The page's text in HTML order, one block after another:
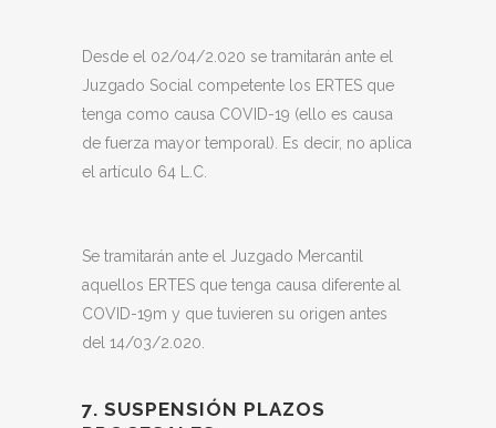
Desde el 02/04/2.020 se tramitarán ante el
Juzgado Social competente los ERTES que
tenga como causa COVID-19 (ello es causa
de fuerza mayor temporal). Es decir, no aplica
el artículo 64 L.C.
Se tramitarán ante el Juzgado Mercantil
aquellos ERTES que tenga causa diferente al
COVID-19m y que tuvieren su origen antes
del 14/03/2.020.
7. SUSPENSIÓN PLAZOS